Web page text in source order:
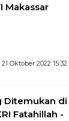
Makassar
21 Oktober 2022 15:32
Ditemukan di
Fatahillah -